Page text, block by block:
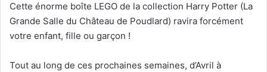
Cette énorme boîte LEGO de la collection Harry Potter (La
Grande Salle du Château de Poudlard) ravira forcément
votre enfant, fille ou garçon !
Tout au long de ces prochaines semaines, d’Avril à